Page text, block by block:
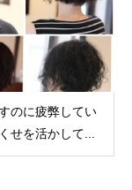
のに疲弊してい
せを活かして...